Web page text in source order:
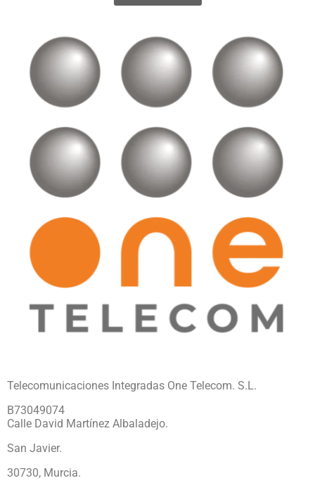
Telecomunicaciones Integradas One Telecom. S.L.
B73049074
Calle David Martínez Albaladejo.
San Javier.
30730, Murcia.